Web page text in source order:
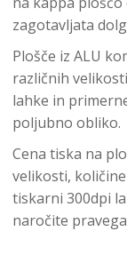
zagotavljata
Plošče iz ALU
različnih
lahke in
poljubno obliko.
Cena tiska na
velikosti,
tiskarni 300dpi
naročite